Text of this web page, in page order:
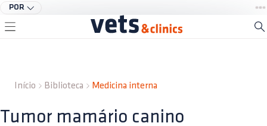
POR
Início Biblioteca Medicina interna
Tumor mamário canino